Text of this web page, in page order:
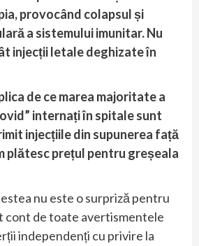
provocând colapsul și
a sistemului imunitar. Nu
injecții letale deghizate în
de ce marea majoritate a
internați în spitale sunt
injecțiile din supunerea față
plătesc prețul pentru greșeala
nu este o surpriză pentru
cont de toate avertismentele
independenți cu privire la